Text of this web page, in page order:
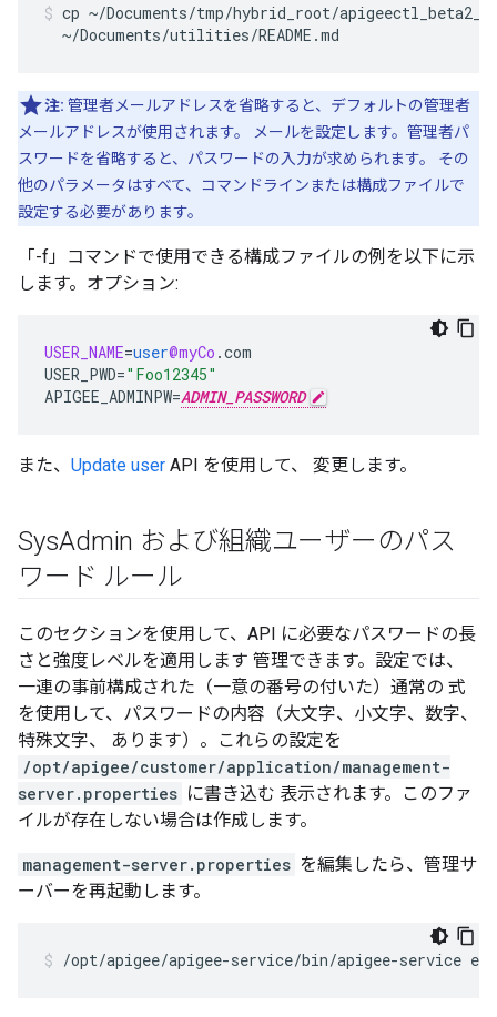
cp ~/Documents/tmp/hybrid_root/
  ~/Documents/utilities/README.md
注: 管理者メールアドレスを省略すると、デフォルトの管理者
メールアドレスが使用されます。 メールを設定します。管理者パ
スワードを省略すると、パスワードの入力が求められます。 その
他のパラメータはすべて、コマンドラインまたは構成ファイルで
設定する必要があります。
「-f」コマンドで使用できる構成ファイルの例を以下に示
します。オプション:
USER_NAME=user@myCo .com
USER_PWD="Foo12345"
APIGEE_ADMINPW=ADMIN_PASSWORD
また、 Update user API を使用して、 変更します。
SysAdmin および組織ユーザーのパス
ワード ルール
このセクションを使用して、API に必要なパスワードの長
さと強度レベルを適用します 管理できます。設定では、
一連の事前構成された（一意の番号の付いた）通常の 式
を使用して、パスワードの内容（大文字、小文字、数字、
特殊文字、 あります）。これらの設定を
/opt/apigee/customer/application/management-
server.properties に書き込む 表示されます。このファ
イルが存在しない場合は作成します。
management-server.properties を編集したら、管理サ
ーバーを再起動します。
/opt/apigee/apigee-service/bin/apigee-service